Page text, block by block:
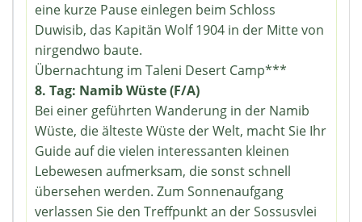
eine kurze Pause einlegen beim Schloss
Duwisib, das Kapitän Wolf 1904 in der Mitte von
nirgendwo baute.
Übernachtung im Taleni Desert Camp***
8. Tag: Namib Wüste (F/A)
Bei einer geführten Wanderung in der Namib
Wüste, die älteste Wüste der Welt, macht Sie Ihr
Guide auf die vielen interessanten kleinen
Lebewesen aufmerksam, die sonst schnell
übersehen werden. Zum Sonnenaufgang
verlassen Sie den Treffpunkt an der Sossusvlei